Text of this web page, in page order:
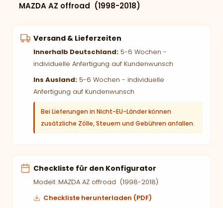
MAZDA AZ offroad (1998-2018)
Versand & Lieferzeiten
Innerhalb Deutschland: 5-6 Wochen -
individuelle Anfertigung auf Kundenwunsch
Ins Ausland: 5-6 Wochen - individuelle
Anfertigung auf Kundenwunsch
Bei Lieferungen in Nicht-EU-Länder können
zusätzliche Zölle, Steuern und Gebühren anfallen.
Checkliste für den Konfigurator
Modell: MAZDA AZ offroad (1998-2018)
Checkliste herunterladen (PDF)